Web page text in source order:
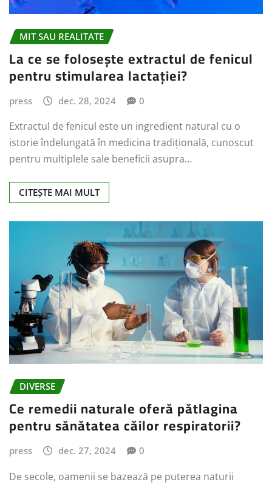
MIT SAU REALITATE
La ce se folosește extractul de fenicul
pentru stimularea lactației?
press dec. 28, 2024 0
Extractul de fenicul este un ingredient natural cu o
istorie îndelungată în medicina tradițională, cunoscut
pentru multiplele sale beneficii asupra…
CITEȘTE MAI MULT
DIVERSE
Ce remedii naturale oferă pătlagina
pentru sănătatea căilor respiratorii?
press dec. 27, 2024 0
De secole, oamenii se bazează pe puterea naturii